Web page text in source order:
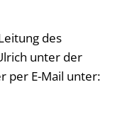
des
unter der
per E-Mail unter: